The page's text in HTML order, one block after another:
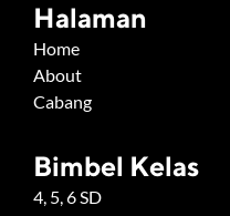
Halaman
Home
About
Cabang
Bimbel Kelas
4, 5, 6 SD